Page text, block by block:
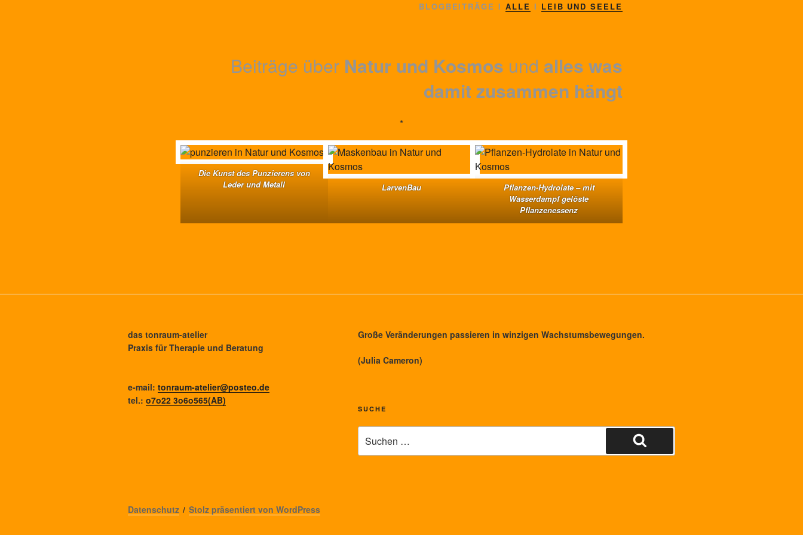
BLOGBEITRÄGE IALLE I LEIB UND SEELE
Beiträge über Natur und Kosmos und alles was
damit zusammen hängt
*
Die Kunst des Punzierens von
Leder und Metall
LarvenBau
Pflanzen-Hydrolate – mit
Wasserdampf gelöste
Pflanzenessenz
das tonraum-atelier
Praxis für Therapie und Beratung
e-mail: tonraum-atelier@posteo.de
tel.: o7o22 3o6o565(AB)
Große Veränderungen passieren in winzigen Wachstumsbewegungen.
(Julia Cameron)
SUCHE
nach:
Suchen
Datenschutz Stolz präsentiert von WordPress